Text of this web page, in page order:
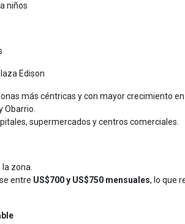
niños
Edison
más céntricas y con mayor crecimiento
Obarrio.
supermercados y centros comerciales.
zona.
entre US$700 y US$750 mensuales, lo que